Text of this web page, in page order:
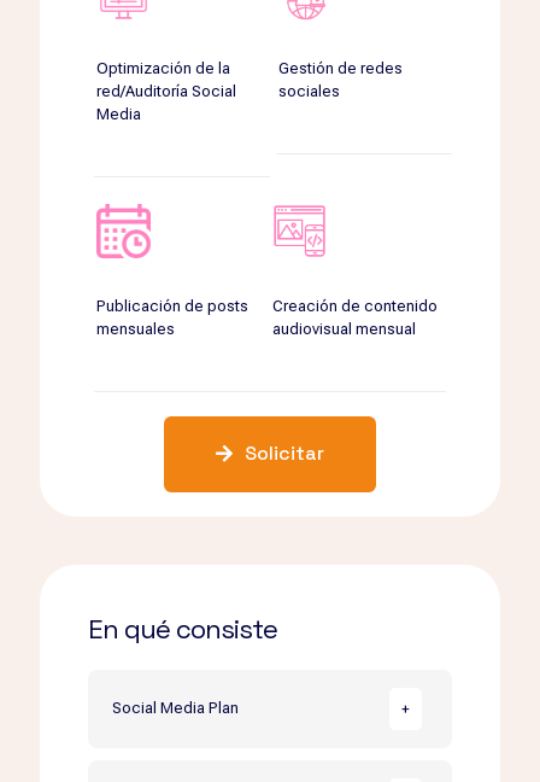
Optimización de la
red/Auditoría Social
Media
Gestión de redes
sociales
Publicación de posts
mensuales
Creación de contenido
audiovisual mensual
Solicitar
En qué consiste
Social Media Plan +